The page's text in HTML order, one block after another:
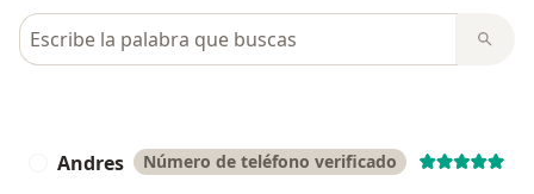
Busca en opiniones
Andres Número de teléfono verificado